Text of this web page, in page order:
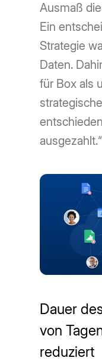
Ausmaß
Ein
Strategie
Daten.
für Box als
ausgezahlt.“
Dauer
von
reduziert